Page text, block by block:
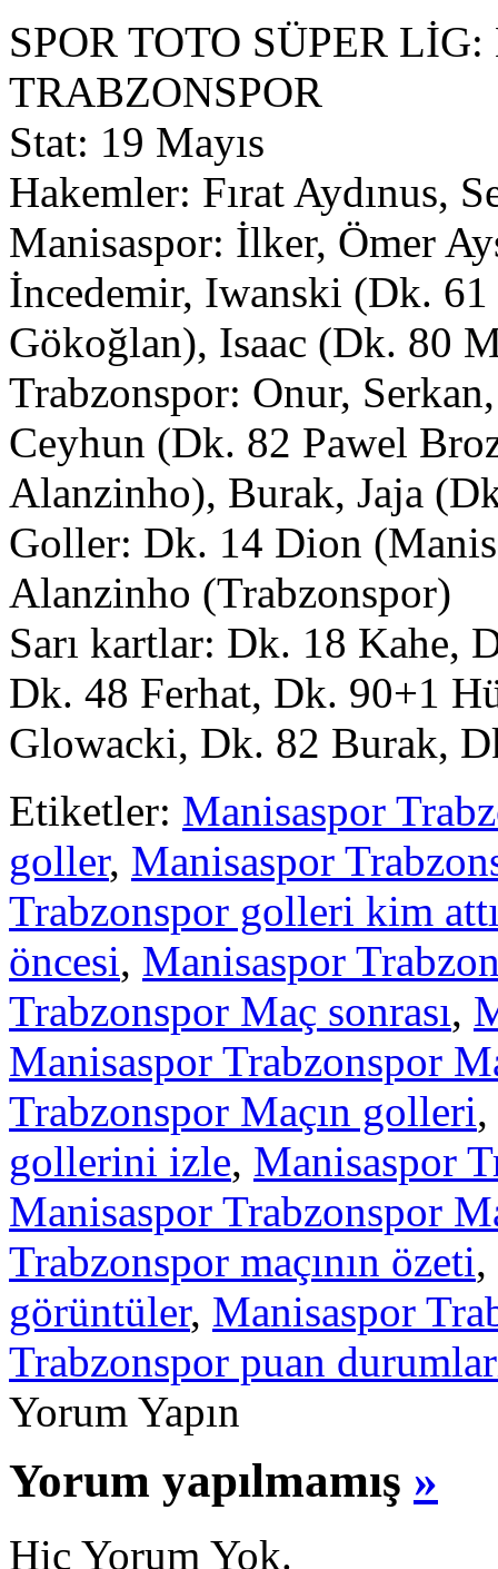
SPOR TOTO SÜPER
TRABZONSPOR
Stat: 19 Mayıs
Hakemler: Fırat Aydınus,
Manisaspor: İlker, Ömer
İncedemir, Iwanski (Dk.
Gökoğlan), Isaac (Dk. 80
Trabzonspor: Onur,
Ceyhun (Dk. 82 Pawel
Alanzinho), Burak, Jaja
Goller: Dk. 14 Dion
Alanzinho (Trabzonspor)
Sarı kartlar: Dk. 18 Kahe,
Dk. 48 Ferhat, Dk. 90+1
Glowacki, Dk. 82 Burak,
Etiketler: Manisaspor
goller, Manisaspor
Trabzonspor golleri kim
öncesi, Manisaspor
Trabzonspor Maç sonrası,
Manisaspor Trabzonspor
Trabzonspor Maçın golleri,
gollerini izle, Manisaspor
Manisaspor Trabzonspor
Trabzonspor maçının özeti,
görüntüler, Manisaspor
Trabzonspor puan
Yorum Yapın
Yorum yapılmamış »
Hiç Yorum Yok.